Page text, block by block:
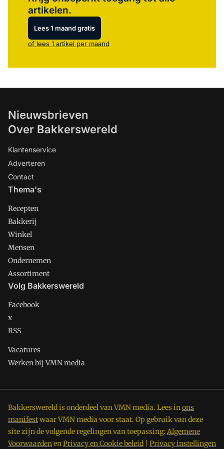
artikelen.
Lees 1 maand gratis
of lees 1 artikel per maand
Nieuwsbrieven
Over Bakkerswereld
Klantenservice
Adverteren
Contact
Thema's
Recepten
Bakkerij
Winkel
Mensen
Ondernemen
Assortiment
Volg Bakkerswereld
Facebook
x
RSS
Vacatures
Werken bij VMN media
Bakkerswereld is onderdeel van VMN media. Lees inons
manifestwaar VMN media voor staat. Op gebruik van deze
site zijn de volgende regelingen van toepassing: Algemene
VoorwaardenenPrivacy en Cookie beleid Privacy instellingen